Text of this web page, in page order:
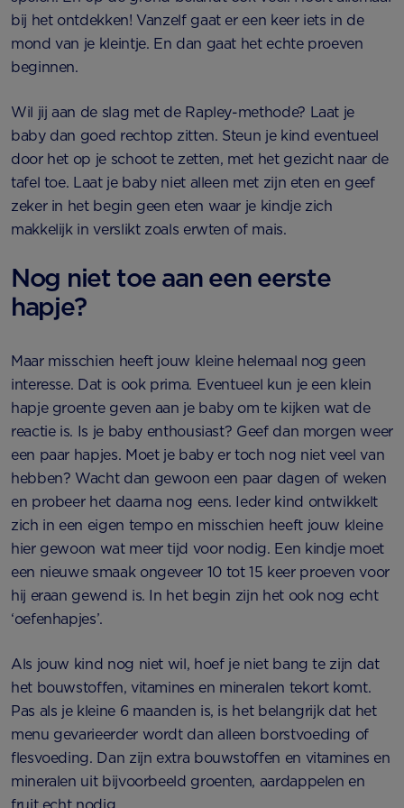
bij het ontdekken! Vanzelf gaat er een keer iets in de
mond van je kleintje. En dan gaat het echte proeven
beginnen.
Wil jij aan de slag met de Rapley-methode? Laat je
baby dan goed rechtop zitten. Steun je kind eventueel
door het op je schoot te zetten, met het gezicht naar de
tafel toe. Laat je baby niet alleen met zijn eten en geef
zeker in het begin geen eten waar je kindje zich
makkelijk in verslikt zoals erwten of mais.
Nog niet toe aan een eerste
hapje?
Maar misschien heeft jouw kleine helemaal nog geen
interesse. Dat is ook prima. Eventueel kun je een klein
hapje groente geven aan je baby om te kijken wat de
reactie is. Is je baby enthousiast? Geef dan morgen weer
een paar hapjes. Moet je baby er toch nog niet veel van
hebben? Wacht dan gewoon een paar dagen of weken
en probeer het daarna nog eens. Ieder kind ontwikkelt
zich in een eigen tempo en misschien heeft jouw kleine
hier gewoon wat meer tijd voor nodig. Een kindje moet
een nieuwe smaak ongeveer 10 tot 15 keer proeven voor
hij eraan gewend is. In het begin zijn het ook nog echt
‘oefenhapjes’.
Als jouw kind nog niet wil, hoef je niet bang te zijn dat
het bouwstoffen, vitamines en mineralen tekort komt.
Pas als je kleine 6 maanden is, is het belangrijk dat het
menu gevarieerder wordt dan alleen borstvoeding of
flesvoeding. Dan zijn extra bouwstoffen en vitamines en
mineralen uit bijvoorbeeld groenten, aardappelen en